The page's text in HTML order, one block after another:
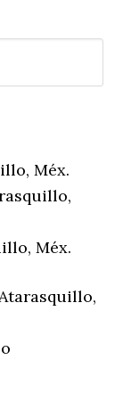
Méx.
Méx.